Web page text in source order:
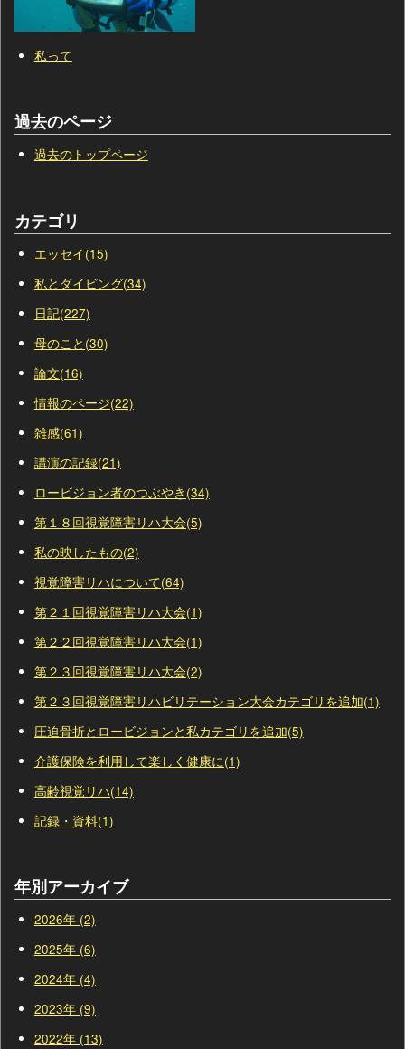
私って
過去のページ
過去のトップページ
カテゴリ
エッセイ(15)
私とダイビング(34)
日記(227)
母のこと(30)
論文(16)
情報のページ(22)
雑感(61)
講演の記録(21)
ロービジョン者のつぶやき(34)
第１８回視覚障害リハ大会(5)
私の映したもの(2)
視覚障害リハについて(64)
第２１回視覚障害リハ大会(1)
第２２回視覚障害リハ大会(1)
第２３回視覚障害リハ大会(2)
第２３回視覚障害リハビリテーション大会カテゴリを追加(1)
圧迫骨折とロービジョンと私カテゴリを追加(5)
介護保険を利用して楽しく健康に(1)
高齢視覚リハ(14)
記録・資料(1)
年別アーカイブ
2026年 (2)
2025年 (6)
2024年 (4)
2023年 (9)
2022年 (13)